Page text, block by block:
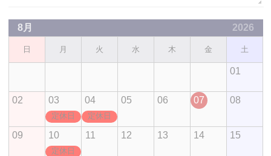
8月 2026
日 月 火 水 木 金 土
01
02 03
定休日
04
定休日
05 06 07 08
09 10
定休日
11 12 13 14 15